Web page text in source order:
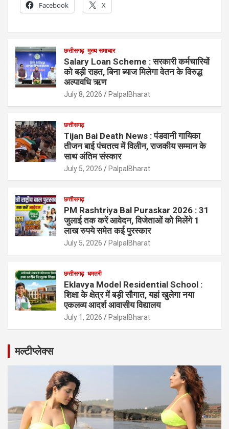
Facebook X
छत्तीसगढ़ मुख्य समाचार
Salary Loan Scheme : सरकारी कर्मचारियों
को बड़ी राहत, बिना ब्याज मिलेगा वेतन के विरुद्ध
अल्पावधि ऋण
July 8, 2026 PalpalBharat
छत्तीसगढ़
Tijan Bai Death News : पंडवानी गायिका
तीजन बाई पंचतत्व में विलीन, राजकीय सम्मान के
साथ अंतिम संस्कार
July 5, 2026 PalpalBharat
छत्तीसगढ़
PM Rashtriya Bal Puraskar 2026 : 31
जुलाई तक करें आवेदन, विजेताओं को मिलेंगे 1
लाख रुपये समेत कई पुरस्कार
July 5, 2026 PalpalBharat
छत्तीसगढ़ धमतरी
Eklavya Model Residential School :
शिक्षा के क्षेत्र में बड़ी सौगात, यहां खुलेगा नया
एकलव्य आदर्श आवासीय विद्यालय
July 1, 2026 PalpalBharat
मल्टीप्लेक्स